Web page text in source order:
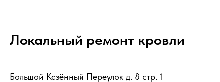
Локальный ремонт кровли
Большой Казённый Переулок д. 8 стр. 1